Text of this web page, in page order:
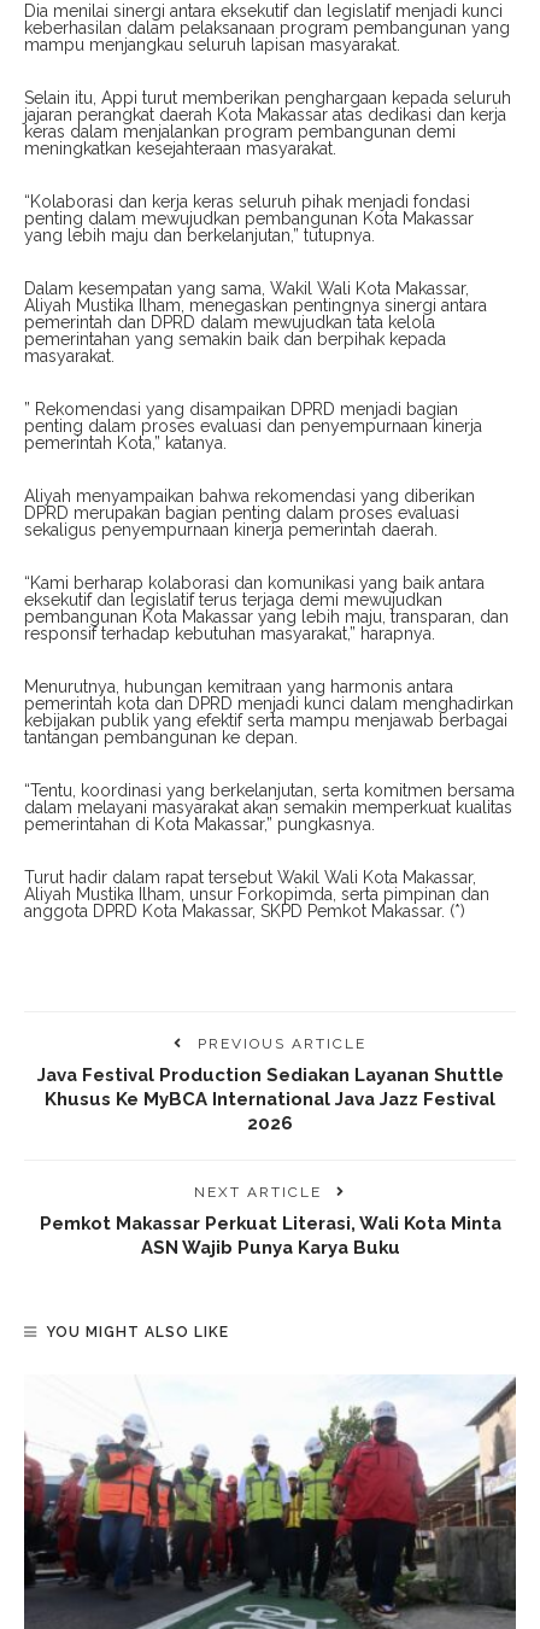
Dia menilai sinergi antara eksekutif dan legislatif menjadi kunci
keberhasilan dalam pelaksanaan program pembangunan yang
mampu menjangkau seluruh lapisan masyarakat.
Selain itu, Appi turut memberikan penghargaan kepada seluruh
jajaran perangkat daerah Kota Makassar atas dedikasi dan kerja
keras dalam menjalankan program pembangunan demi
meningkatkan kesejahteraan masyarakat.
“Kolaborasi dan kerja keras seluruh pihak menjadi fondasi
penting dalam mewujudkan pembangunan Kota Makassar
yang lebih maju dan berkelanjutan,” tutupnya.
Dalam kesempatan yang sama, Wakil Wali Kota Makassar,
Aliyah Mustika Ilham, menegaskan pentingnya sinergi antara
pemerintah dan DPRD dalam mewujudkan tata kelola
pemerintahan yang semakin baik dan berpihak kepada
masyarakat.
” Rekomendasi yang disampaikan DPRD menjadi bagian
penting dalam proses evaluasi dan penyempurnaan kinerja
pemerintah Kota,” katanya.
Aliyah menyampaikan bahwa rekomendasi yang diberikan
DPRD merupakan bagian penting dalam proses evaluasi
sekaligus penyempurnaan kinerja pemerintah daerah.
“Kami berharap kolaborasi dan komunikasi yang baik antara
eksekutif dan legislatif terus terjaga demi mewujudkan
pembangunan Kota Makassar yang lebih maju, transparan, dan
responsif terhadap kebutuhan masyarakat,” harapnya.
Menurutnya, hubungan kemitraan yang harmonis antara
pemerintah kota dan DPRD menjadi kunci dalam menghadirkan
kebijakan publik yang efektif serta mampu menjawab berbagai
tantangan pembangunan ke depan.
“Tentu, koordinasi yang berkelanjutan, serta komitmen bersama
dalam melayani masyarakat akan semakin memperkuat kualitas
pemerintahan di Kota Makassar,” pungkasnya.
Turut hadir dalam rapat tersebut Wakil Wali Kota Makassar,
Aliyah Mustika Ilham, unsur Forkopimda, serta pimpinan dan
anggota DPRD Kota Makassar, SKPD Pemkot Makassar. (*)
PREVIOUS ARTICLE
Java Festival Production Sediakan Layanan Shuttle
Khusus Ke MyBCA International Java Jazz Festival
2026
NEXT ARTICLE
Pemkot Makassar Perkuat Literasi, Wali Kota Minta
ASN Wajib Punya Karya Buku
YOU MIGHT ALSO LIKE